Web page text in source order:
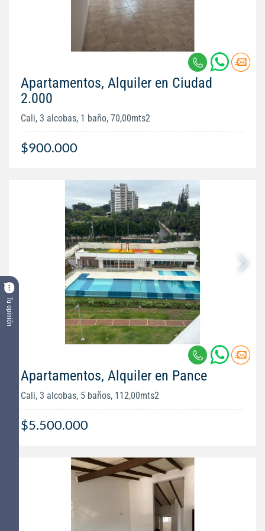
Tu opinión
Apartamentos, Alquiler en Ciudad
2.000
Cali, 3 alcobas, 1 baño, 70,00mts2
$900.000
Apartamentos, Alquiler en Pance
Cali, 3 alcobas, 5 baños, 112,00mts2
$5.500.000